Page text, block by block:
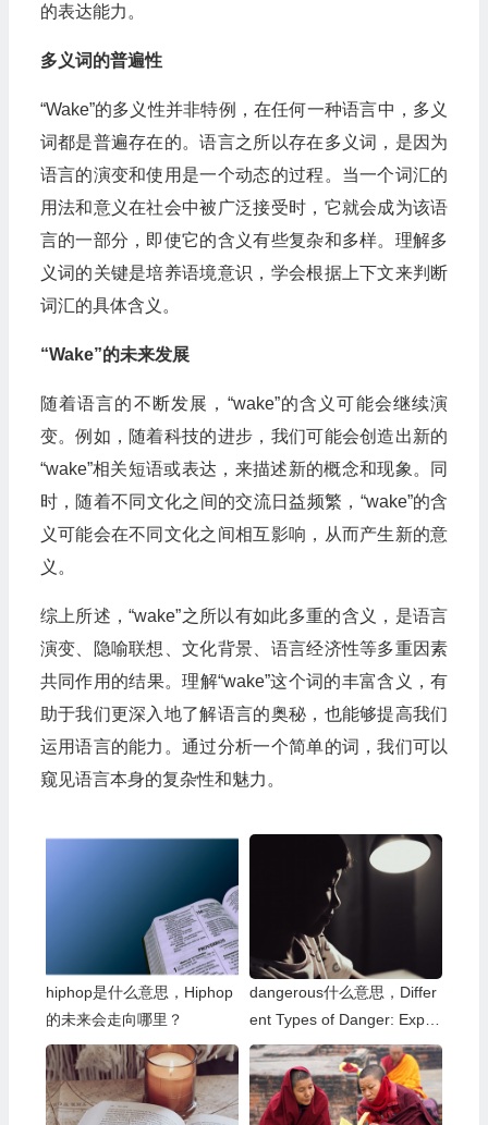
的表达能力。
多义词的普遍性
“Wake”的多义性并非特例，在任何一种语言中，多义
词都是普遍存在的。语言之所以存在多义词，是因为
语言的演变和使用是一个动态的过程。当一个词汇的
用法和意义在社会中被广泛接受时，它就会成为该语
言的一部分，即使它的含义有些复杂和多样。理解多
义词的关键是培养语境意识，学会根据上下文来判断
词汇的具体含义。
“Wake”的未来发展
随着语言的不断发展，“wake”的含义可能会继续演
变。例如，随着科技的进步，我们可能会创造出新的
“wake”相关短语或表达，来描述新的概念和现象。同
时，随着不同文化之间的交流日益频繁，“wake”的含
义可能会在不同文化之间相互影响，从而产生新的意
义。
综上所述，“wake”之所以有如此多重的含义，是语言
演变、隐喻联想、文化背景、语言经济性等多重因素
共同作用的结果。理解“wake”这个词的丰富含义，有
助于我们更深入地了解语言的奥秘，也能够提高我们
运用语言的能力。通过分析一个简单的词，我们可以
窥见语言本身的复杂性和魅力。
hiphop是什么意思，Hiphop
的未来会走向哪里？
dangerous什么意思，Differ
ent Types of Danger: Explor
ing the Nuances of Risk